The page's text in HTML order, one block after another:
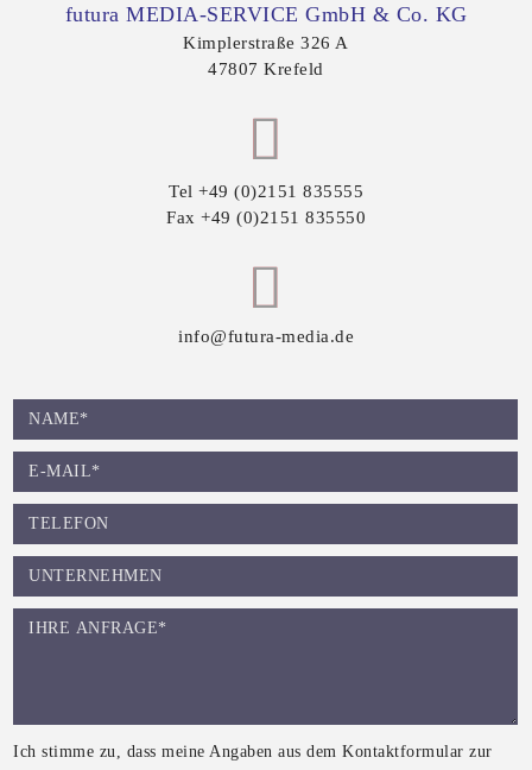
futura MEDIA-SERVICE GmbH & Co. KG
Kimplerstraße 326 A
47807 Krefeld
Tel +49 (0)2151 835555
Fax +49 (0)2151 835550
info@futura-media.de
Ich stimme zu, dass meine Angaben aus dem Kontaktformular zur